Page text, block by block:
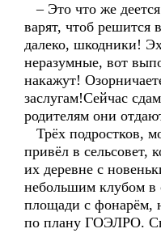
– Это что же
варят, чтоб решится
далеко, шкодники!
неразумные, вот
накажут!
заслугам!Сейчас
родителям они
Трёх подростков,
привёл в сельсовет,
их деревне с
небольшим клубом в
площади с фонарём,
по плану ГОЭЛРО.